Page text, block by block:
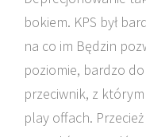
bokiem. KPS był
na co im Będzin
poziomie, bardzo
przeciwnik, z
play offach.